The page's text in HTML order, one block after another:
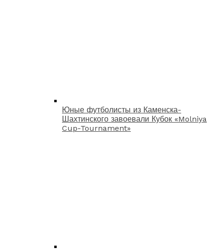
Юные футболисты из Каменска-
Шахтинского завоевали Кубок «Molniya
Cup-Tournament»